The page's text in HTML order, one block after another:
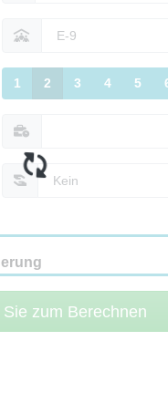
1 2 3 4 5
zum Berechnen